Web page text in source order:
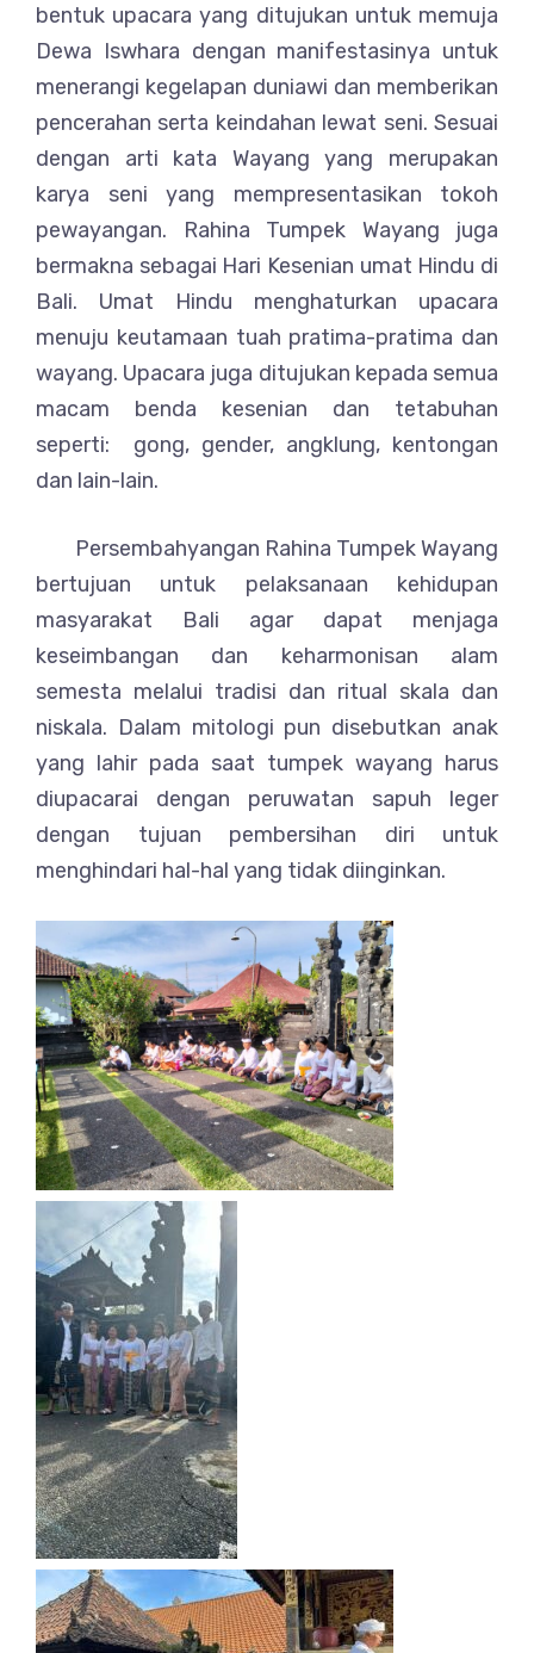
bentuk upacara yang ditujukan untuk memuja
Dewa Iswhara dengan manifestasinya untuk
menerangi kegelapan duniawi dan memberikan
pencerahan serta keindahan lewat seni. Sesuai
dengan arti kata Wayang yang merupakan
karya seni yang mempresentasikan tokoh
pewayangan. Rahina Tumpek Wayang juga
bermakna sebagai Hari Kesenian umat Hindu di
Bali. Umat Hindu menghaturkan upacara
menuju keutamaan tuah pratima-pratima dan
wayang. Upacara juga ditujukan kepada semua
macam benda kesenian dan tetabuhan
seperti: gong, gender, angklung, kentongan
dan lain-lain.
Persembahyangan Rahina Tumpek Wayang
bertujuan untuk pelaksanaan kehidupan
masyarakat Bali agar dapat menjaga
keseimbangan dan keharmonisan alam
semesta melalui tradisi dan ritual skala dan
niskala. Dalam mitologi pun disebutkan anak
yang lahir pada saat tumpek wayang harus
diupacarai dengan peruwatan sapuh leger
dengan tujuan pembersihan diri untuk
menghindari hal-hal yang tidak diinginkan.